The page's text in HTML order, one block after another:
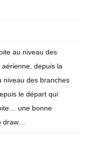
au niveau des
depuis la
niveau des branches
le départ qui
une bonne
draw…